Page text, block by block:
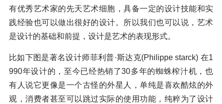
有优秀艺术家的先天艺术细胞，具备一定的设计技能和实
践经验也可以做出很好的设计。所以我们也可以说，艺术
是设计的基础和前提，设计是艺术的表现形式。
比如下图是著名设计师菲利普·斯达克(Philippe starck) 在1
990年设计的，至今已经热销了30多年的蜘蛛榨汁机，也
有人说它更像是一个古怪的外星人，单纯是喜欢酷炫的外
观，消费者甚至可以跳过实际的使用功能，纯粹为了设计